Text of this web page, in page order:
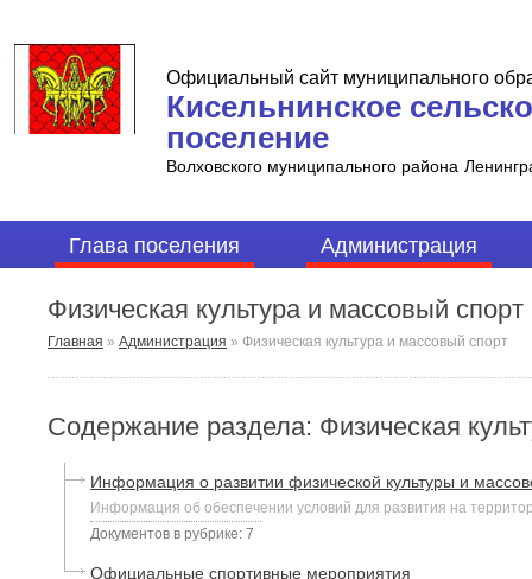
Официальный сайт муниципального
Кисельнинское
поселение
Волховского муниципального района
Глава поселения Администрация
Физическая культура и массовый спорт
Главная » Администрация » Физическая культура и массовый спорт
Содержание раздела: Физическая
Информация о развитии физической культуры и
Информация об обеспечении условий для развития на
Документов в рубрике: 7
Официальные спортивные мероприятия